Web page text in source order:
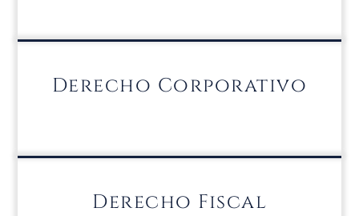
Derecho Corporativo
Derecho Fiscal